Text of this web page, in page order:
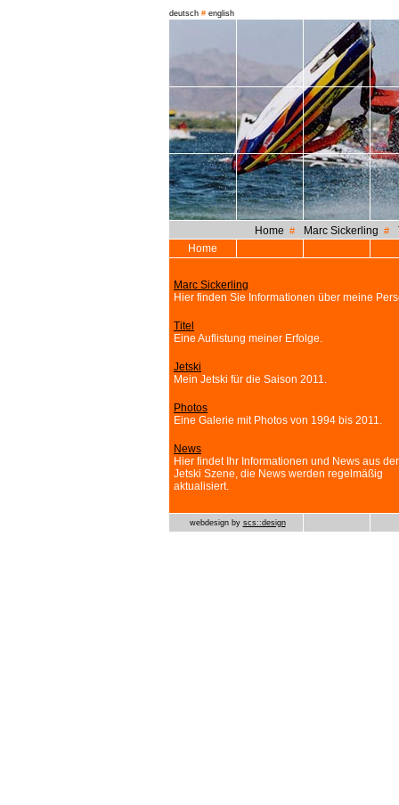
deutsch # english
Home # Marc Sickerling #
Home
Marc Sickerling
Hier finden Sie Informationen über meine
Titel
Eine Auflistung meiner Erfolge.
Jetski
Mein Jetski für die Saison 2011.
Photos
Eine Galerie mit Photos von 1994 bis 2011.
News
Hier findet Ihr Informationen und News aus der
Jetski Szene, die News werden regelmäßig
aktualisiert.
webdesign by scs::design